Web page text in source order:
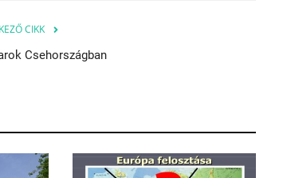
CIKK
Csehországban